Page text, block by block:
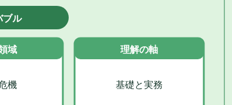
ブル
域
機
理解の軸
基礎と実務